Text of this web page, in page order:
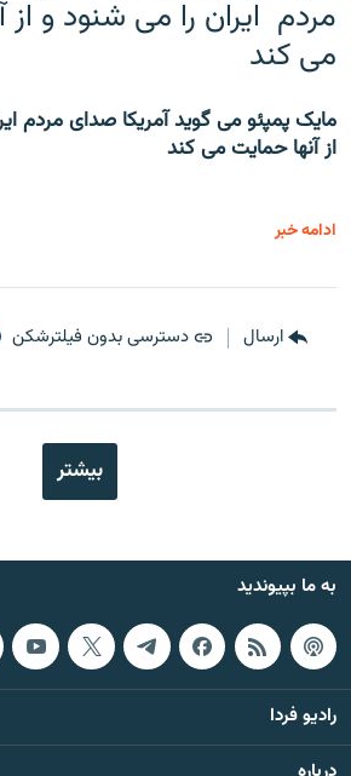
مردم ایران را می شنود و از
می کند
مایک پمپئو می گوید آمریکا صدای مردم
از آنها حمایت می کند
ادامه خبر
ارسال دسترسی بدون فیلترشکن
بیشتر
به ما بپیوندید
رادیو فردا